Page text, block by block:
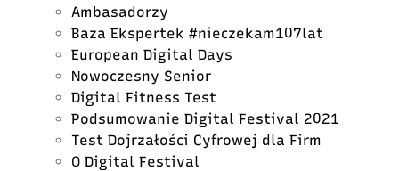
Ambasadorzy
Baza Ekspertek #nieczekam107lat
European Digital Days
Nowoczesny Senior
Digital Fitness Test
Podsumowanie Digital Festival 2021
Test Dojrzałości Cyfrowej dla Firm
O Digital Festival